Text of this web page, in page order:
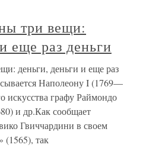
три вещи:
еще раз деньги
деньги, деньги и еще раз
Наполеону I (1769—
искусства графу Раймондо
и др.Как сообщает
Гвиччардини в своем
(1565), так